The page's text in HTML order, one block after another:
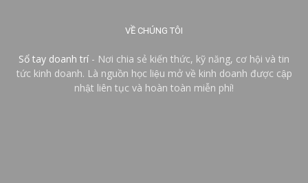
VỀ CHÚNG TÔI
Sổ tay doanh trí - Nơi chia sẻ kiến thức, kỹ năng, cơ hội và tin
tức kinh doanh. Là nguồn học liệu mở về kinh doanh được cập
nhật liên tục và hoàn toàn miễn phí!